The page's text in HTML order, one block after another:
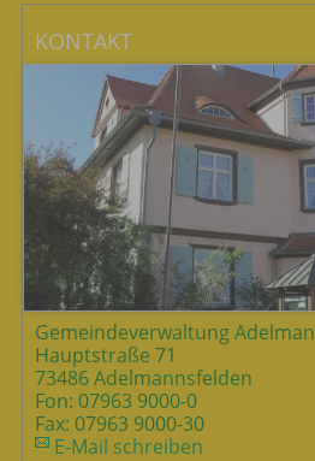
KONTAKT
Gemeindeverwaltung
Hauptstraße 71
73486 Adelmannsfelden
Fon: 07963 9000-0
Fax: 07963 9000-30
E-Mail schreiben